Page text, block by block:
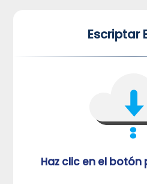
Escriptar
Haz clic en el botón